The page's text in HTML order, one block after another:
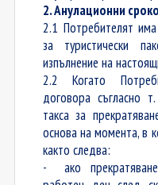
2. Анулационни
2.1 Потребителят
за туристически
изпълнение на
2.2 Когато
договора съгласно
такса за
основа на момента, в
както следва:
- ако